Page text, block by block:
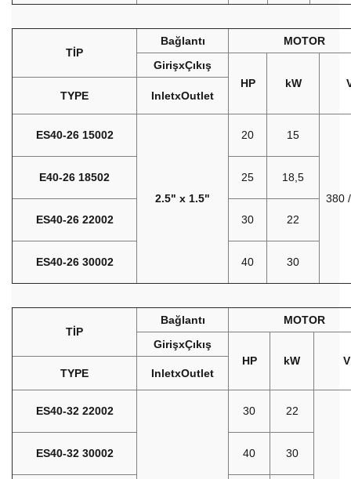
TİP
Bağlantı
MOTOR
GirişxÇıkış
HP
kW
TYPE
InletxOutlet
ES40-26 15002
2.5" x 1.5"
20 15
380
E40-26 18502 25 18,5
ES40-26 22002 30 22
ES40-26 30002 40 30
TİP
Bağlantı
MOTOR
GirişxÇıkış
HP
kW
V
TYPE
InletxOutlet
ES40-32 22002 30 22
ES40-32 30002 40 30